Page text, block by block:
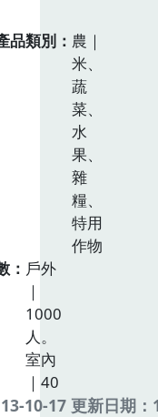
品類別
農｜
米、
蔬
菜、
水
果、
雜
糧、
特用
作物
戶外
｜
1000
人。
室內
｜40
10-17 更新日期